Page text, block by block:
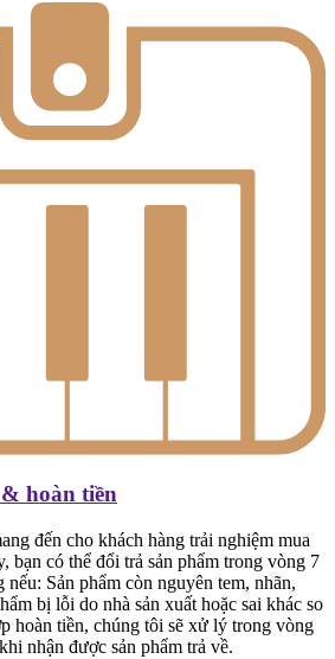
hoàn tiền
đến cho khách hàng trải nghiệm mua
bạn có thể đổi trả sản phẩm trong vòng 7
Sản phẩm còn nguyên tem, nhãn,
bị lỗi do nhà sản xuất hoặc sai khác so
hoàn tiền, chúng tôi sẽ xử lý trong vòng
nhận được sản phẩm trả về.